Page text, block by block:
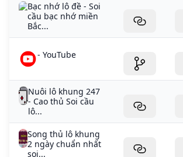
Bạc nhớ lô đề - Soi
cầu bạc nhớ miền
Bắc...
- YouTube
Nuôi lô khung 247
- Cao thủ Soi cầu
lô...
Song thủ lô khung
2 ngày chuẩn nhất
soi...